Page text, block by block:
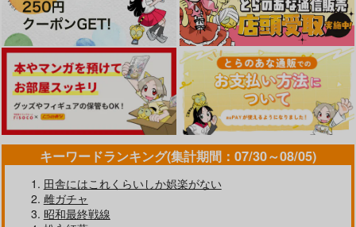
キーワードランキング(集計期間：07/30～08/05)
田舎にはこれくらいしか娯楽がない
雌ガチャ
昭和最終戦線